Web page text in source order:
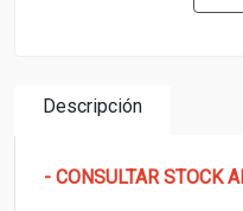
Descripción
- CONSULTAR STOCK